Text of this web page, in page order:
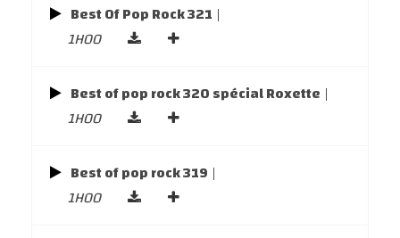
Best Of Pop Rock 321 |
1H00
Best of pop rock 320 spécial Roxette |
1H00
Best of pop rock 319 |
1H00